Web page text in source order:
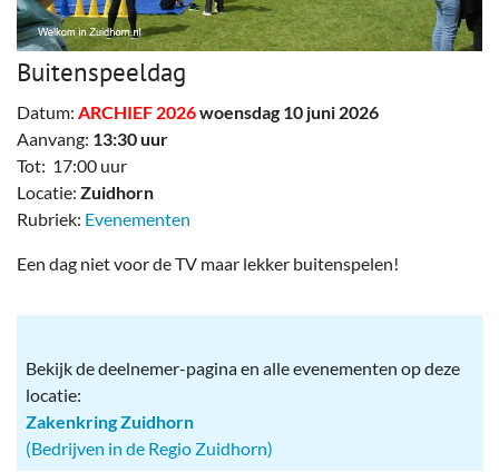
Buitenspeeldag
Datum: ARCHIEF 2026woensdag 10 juni 2026
Aanvang: 13:30 uur
Tot: 17:00 uur
Locatie: Zuidhorn
Rubriek: Evenementen
Een dag niet voor de TV maar lekker buitenspelen!
Bekijk de deelnemer-pagina en alle evenementen op deze
locatie:
Zakenkring Zuidhorn
(Bedrijven in de Regio Zuidhorn)